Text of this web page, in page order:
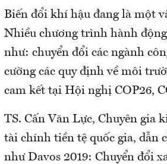
Biến đổi khí hậu đang là một
Nhiều chương trình hành
như: chuyển đổi các ngành
cường các quy định về môi
cam kết tại Hội nghị COP26,
TS. Cấn Văn Lực, Chuyên gia
tài chính tiền tệ quốc gia, dẫn
như Davos 2019: Chuyển đổi